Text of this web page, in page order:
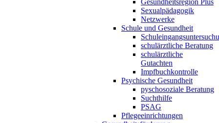
Gesundheitsregion Plus
Sexualpädagogik
Netzwerke
Schule und Gesundheit
schulärztliche Beratung
schulärztliche
Gutachten
Impfbuchkontrolle
Psychische Gesundheit
pyschosoziale Beratung
Suchthilfe
PSAG
Pflegeeinrichtungen